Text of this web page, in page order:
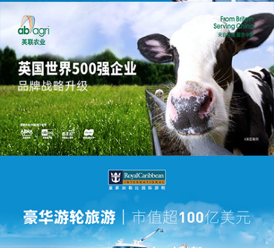
贝特佳 | 奶粉品牌全案策划
实现从5000万到20亿的飞跃
英联农业 | 品牌全案策划
来自英国 服务中国